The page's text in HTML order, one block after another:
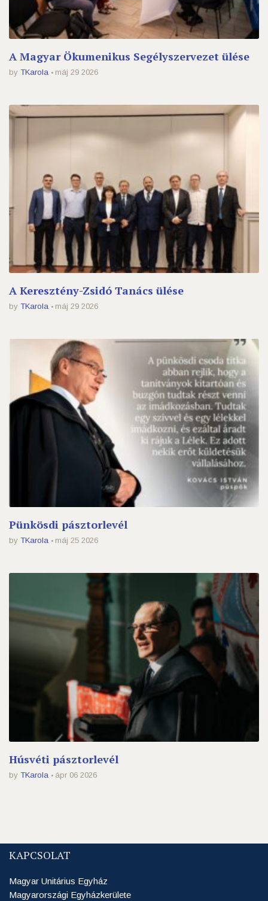
A Magyar Ökumenikus Segélyszervezet ülése
by TKarola máj 29 2026
A Keresztény-Zsidó Tanács ülése
by TKarola máj 29 2026
Pünkösdi pásztorlevél
by TKarola máj 25 2026
Húsvéti pásztorlevél
by TKarola ápr 06 2026
KAPCSOLAT
Magyar Unitárius Egyház
Magyarországi Egyházkerülete